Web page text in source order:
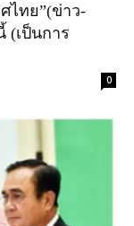
ไทย”(ข่าว-
(เป็นการ
0